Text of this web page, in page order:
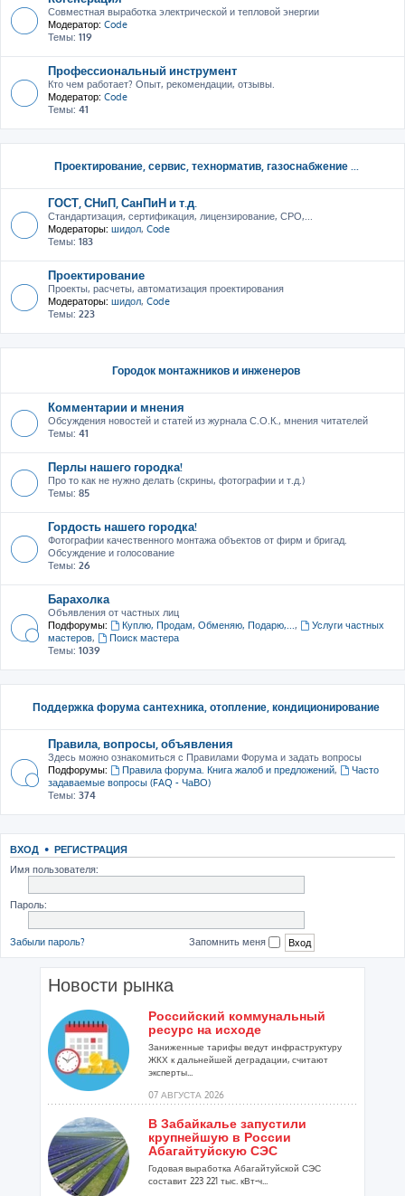
Совместная выработка электрической и тепловой энергии
Модератор: Code
Темы: 119
Профессиональный инструмент
Кто чем работает? Опыт, рекомендации, отзывы.
Модератор: Code
Темы: 41
Проектирование, сервис, тeхнорматив, газоснабжение ...
ГОСТ, СНиП, СанПиН и т.д.
Стандартизация, сертификация, лицензирование, СРО,...
Модераторы: шидол, Code
Темы: 183
Проектирование
Проекты, расчеты, автоматизация проектирования
Модераторы: шидол, Code
Темы: 223
Городок монтажников и инженеров
Комментарии и мнения
Обсуждения новостей и статей из журнала С.О.К., мнения читателей
Темы: 41
Перлы нашего городка!
Про то как не нужно делать (скрины, фотографии и т.д.)
Темы: 85
Гордость нашего городка!
Фотографии качественного монтажа объектов от фирм и бригад.
Обсуждение и голосование
Темы: 26
Барахолка
Объявления от частных лиц
Подфорумы:
Куплю, Продам, Обменяю, Подарю,...,
Услуги частных
мастеров,
Поиск мастера
Темы: 1039
Поддержка форума сантехника, отопление, кондиционирование
Правила, вопросы, объявления
Здесь можно ознакомиться с Правилами Форума и задать вопросы
Подфорумы:
Правила форума. Книга жалоб и предложений,
Часто
задаваемые вопросы (FAQ - ЧаВО)
Темы: 374
ВХОД • РЕГИСТРАЦИЯ
Имя пользователя:
Пароль:
Забыли пароль? Запомнить меня
Новости рынка
Российский коммунальный
ресурс на исходе
Заниженные тарифы ведут инфраструктуру
ЖКХ к дальнейшей деградации, считают
эксперты...
07 АВГУСТА 2026
В Забайкалье запустили
крупнейшую в России
Абагайтуйскую СЭС
Годовая выработка Абагайтуйской СЭС
составит 223 221 тыс. кВт-ч...